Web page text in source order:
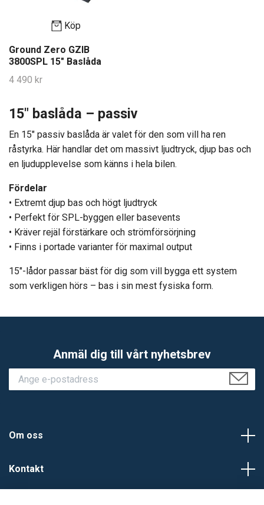
Köp
Ground Zero GZIB
3800SPL 15" Baslåda
4 490 kr
15″ baslåda – passiv
En 15″ passiv baslåda är valet för den som vill ha ren
råstyrka. Här handlar det om massivt ljudtryck, djup bas och
en ljudupplevelse som känns i hela bilen.
Fördelar
• Extremt djup bas och högt ljudtryck
• Perfekt för SPL-byggen eller basevents
• Kräver rejäl förstärkare och strömförsörjning
• Finns i portade varianter för maximal output
15″-lådor passar bäst för dig som vill bygga ett system
som verkligen hörs – bas i sin mest fysiska form.
Anmäl dig till vårt nyhetsbrev
Om oss
Kontakt